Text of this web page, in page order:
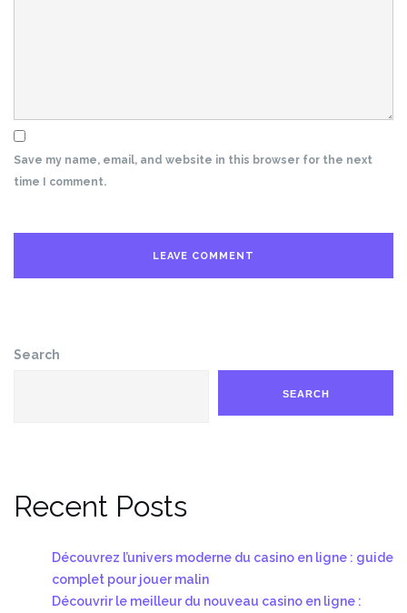
Save my name, email, and website in this browser for the next
time I comment.
Search
SEARCH
Recent Posts
Découvrez l’univers moderne du casino en ligne : guide
complet pour jouer malin
Découvrir le meilleur du nouveau casino en ligne :